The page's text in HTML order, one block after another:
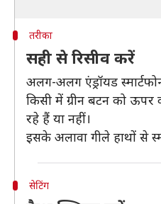
तरीका
सही से रिसीव करें
अलग-अलग एंड्रॉयड
किसी में ग्रीन बटन को ऊपर
रहे हैं या नहीं।
इसके अलावा गीले हाथों से
सेटिंग